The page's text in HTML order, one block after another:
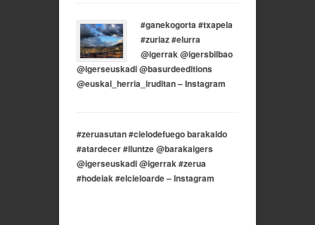
#ganekogorta #txapela
#zuriaz #elurra
@igerrak @igersbilbao
@igerseuskadi @basurdeeditions
@euskal_herria_iruditan – Instagram
#zeruasutan #cielodefuego barakaldo
#atardecer #iluntze @barakaigers
@igerseuskadi @igerrak #zerua
#hodeiak #elcieloarde – Instagram